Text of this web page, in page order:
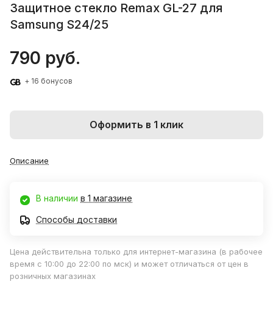
Защитное стекло Remax GL-27 для
Samsung S24/25
790 руб.
+ 16 бонусов
Оформить в 1 клик
Описание
В наличии в 1 магазине
Способы доставки
Цена действительна только для интернет-магазина (в рабочее
время с 10:00 до 22:00 по мск) и может отличаться от цен в
розничных магазинах